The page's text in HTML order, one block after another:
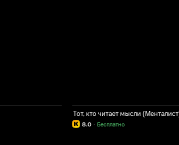
Тот, кто читает мысли
8.0 Бесплатно
·